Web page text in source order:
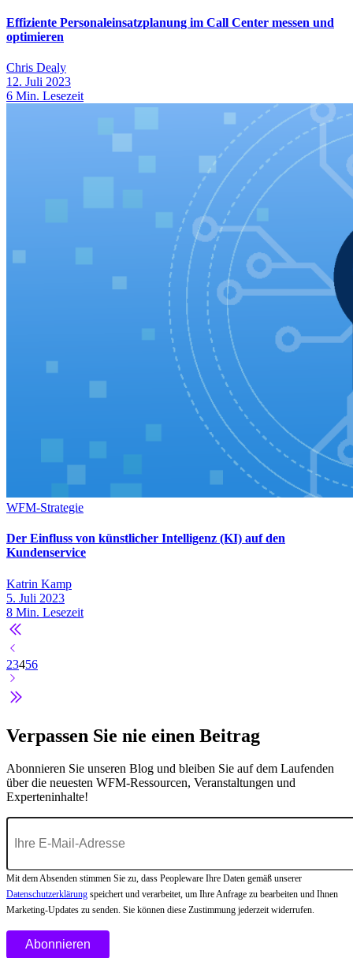
Effiziente Personaleinsatzplanung im Call Center messen und
optimieren
Chris Dealy
12. Juli 2023
6 Min. Lesezeit
WFM-Strategie
Der Einfluss von künstlicher Intelligenz (KI) auf den
Kundenservice
Katrin Kamp
5. Juli 2023
8 Min. Lesezeit
23456
Verpassen Sie nie einen Beitrag
Abonnieren Sie unseren Blog und bleiben Sie auf dem Laufenden
über die neuesten WFM-Ressourcen, Veranstaltungen und
Experteninhalte!
Mit dem Absenden stimmen Sie zu, dass Peopleware Ihre Daten gemäß unserer
Datenschutzerklärung speichert und verarbeitet, um Ihre Anfrage zu bearbeiten und Ihnen
Marketing-Updates zu senden. Sie können diese Zustimmung jederzeit widerrufen.